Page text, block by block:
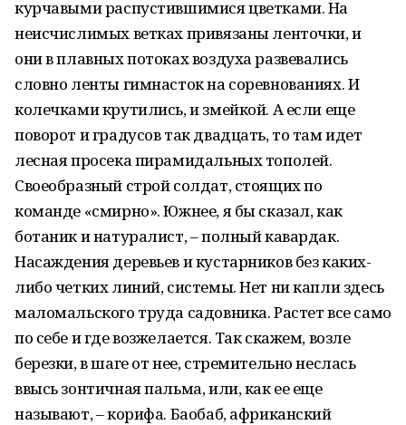
курчавыми распустившимися цветками. На
неисчислимых ветках привязаны ленточки, и
они в плавных потоках воздуха развевались
словно ленты гимнасток на соревнованиях. И
колечками крутились, и змейкой. А если еще
поворот и градусов так двадцать, то там идет
лесная просека пирамидальных тополей.
Своеобразный строй солдат, стоящих по
команде «смирно». Южнее, я бы сказал, как
ботаник и натуралист, – полный кавардак.
Насаждения деревьев и кустарников без каких-
либо четких линий, системы. Нет ни капли здесь
маломальского труда садовника. Растет все само
по себе и где возжелается. Так скажем, возле
березки, в шаге от нее, стремительно неслась
ввысь зонтичная пальма, или, как ее еще
называют, – корифа. Баобаб, африканский